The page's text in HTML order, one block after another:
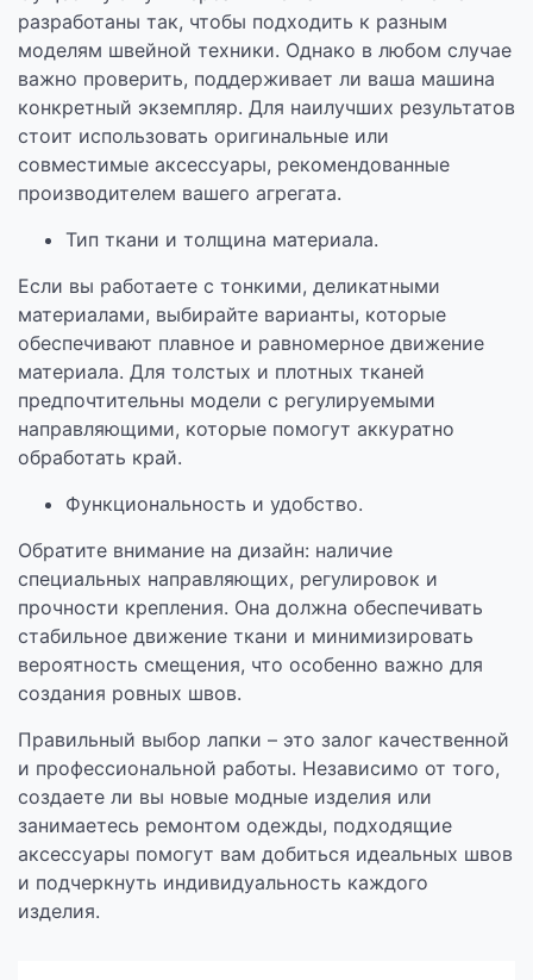
разработаны так, чтобы подходить к разным
моделям швейной техники. Однако в любом случае
важно проверить, поддерживает ли ваша машина
конкретный экземпляр. Для наилучших результатов
стоит использовать оригинальные или
совместимые аксессуары, рекомендованные
производителем вашего агрегата.
Тип ткани и толщина материала.
Если вы работаете с тонкими, деликатными
материалами, выбирайте варианты, которые
обеспечивают плавное и равномерное движение
материала. Для толстых и плотных тканей
предпочтительны модели с регулируемыми
направляющими, которые помогут аккуратно
обработать край.
Функциональность и удобство.
Обратите внимание на дизайн: наличие
специальных направляющих, регулировок и
прочности крепления. Она должна обеспечивать
стабильное движение ткани и минимизировать
вероятность смещения, что особенно важно для
создания ровных швов.
Правильный выбор лапки – это залог качественной
и профессиональной работы. Независимо от того,
создаете ли вы новые модные изделия или
занимаетесь ремонтом одежды, подходящие
аксессуары помогут вам добиться идеальных швов
и подчеркнуть индивидуальность каждого
изделия.